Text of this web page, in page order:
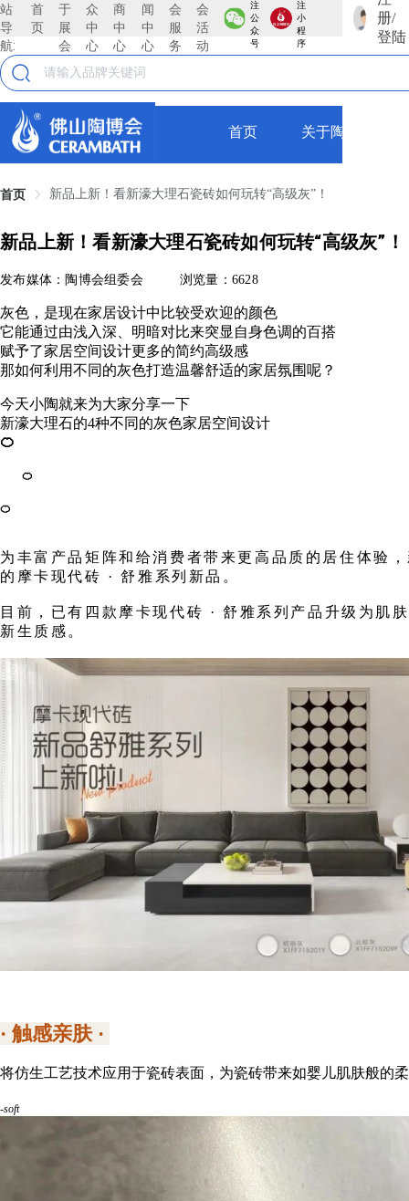
站
导
航:
首
页
于
展
会
众
中
心
商
中
心
闻
中
心
会
服
务
会
活
动
注
公
众
号
注
小
程
序
册/
登陆
首页 关于陶博会
首页 新品上新！看新濠大理石瓷砖如何玩转“高级灰”！
新品上新！看新濠大理石瓷砖如何玩转“高级灰”！
发布媒体：陶博会组委会 浏览量：6628
灰色，是现在家居设计中比较受欢迎的颜色
它能通过由浅入深、明暗对比来突显自身色调的百搭
赋予了家居空间设计更多的简约高级感
那如何利用不同的灰色打造温馨舒适的家居氛围呢？
今天小陶就来为大家分享一下
新濠大理石的4种不同的灰色家居空间设计
🍊
🍊
🍊
为丰富产品矩阵和给消费者带来更高品质的居住体验
的摩卡现代砖 · 舒雅系列新品。
目前，已有四款摩卡现代砖 · 舒雅系列产品升级为肌
新生质感。
· 触感亲肤 ·
将仿生工艺技术应用于瓷砖表面，为瓷砖带来如婴儿肌肤般的
-soft